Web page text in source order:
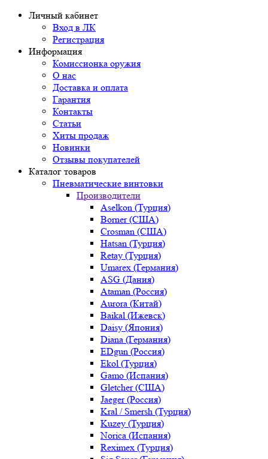
Личный кабинет
Вход в ЛК
Регистрация
Информация
Комиссионка оружия
О нас
Доставка и оплата
Гарантия
Контакты
Статьи
Хиты продаж
Новинки
Отзывы покупателей
Каталог товаров
Пневматические винтовки
Производители
Aselkon (Турция)
Borner (США)
Crosman (США)
Hatsan (Турция)
Retay (Турция)
Umarex (Германия)
ASG (Дания)
Ataman (Россия)
Aurora (Китай)
Baikal (Ижевск)
Daisy (Япония)
Diana (Германия)
EDgun (Россия)
Ekol (Турция)
Gamo (Испания)
Gletcher (США)
Jaeger (Россия)
Kral / Smersh (Турция)
Kuzey (Турция)
Norica (Испания)
Reximex (Турция)